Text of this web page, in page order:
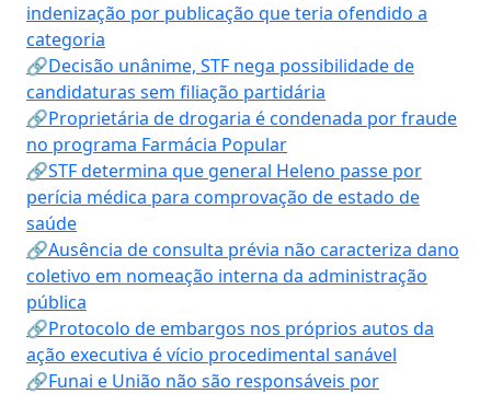
indenização por publicação que teria ofendido a
categoria
🔗Decisão unânime, STF nega possibilidade de
candidaturas sem filiação partidária
🔗Proprietária de drogaria é condenada por fraude
no programa Farmácia Popular
🔗STF determina que general Heleno passe por
perícia médica para comprovação de estado de
saúde
🔗Ausência de consulta prévia não caracteriza dano
coletivo em nomeação interna da administração
pública
🔗Protocolo de embargos nos próprios autos da
ação executiva é vício procedimental sanável
🔗Funai e União não são responsáveis por